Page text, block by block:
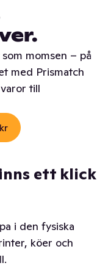
momsen – på
med Prismatch
till
ett klick
i den fysiska
köer och